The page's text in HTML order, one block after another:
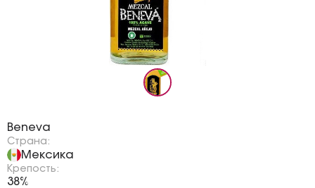
Beneva
Страна:
Мексика
Крепость:
38%